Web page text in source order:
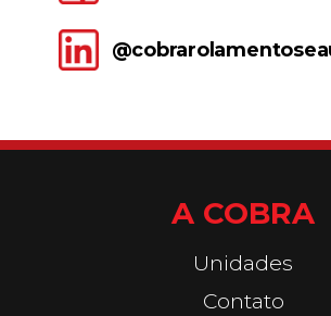
A COBRA
Unidades
Contato